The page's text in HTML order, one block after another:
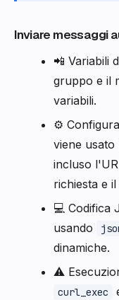
Inviare messaggi
📲 Variabili
gruppo e il
variabili.
⚙️
viene
incluso
richiesta e
💻 Codifica
usando
dinamiche.
⚠️
curl_exec